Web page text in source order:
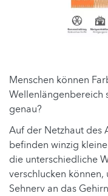
Menschen können
Wellenlängenbereich
genau?
Auf der Netzhaut des
befinden winzig
die unterschiedliche
verschlucken
Sehnerv an das